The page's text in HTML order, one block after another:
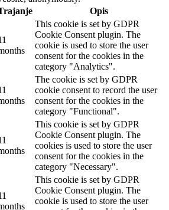
Opis
This cookie is set by GDPR
Cookie Consent plugin. The
cookie is used to store the user
consent for the cookies in the
category "Analytics".
The cookie is set by GDPR
cookie consent to record the user
consent for the cookies in the
category "Functional".
This cookie is set by GDPR
Cookie Consent plugin. The
cookies is used to store the user
consent for the cookies in the
category "Necessary".
This cookie is set by GDPR
Cookie Consent plugin. The
cookie is used to store the user